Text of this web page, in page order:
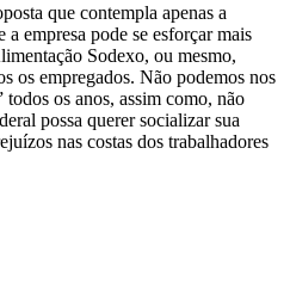
que contempla apenas a
empresa pode se esforçar mais
Sodexo, ou mesmo,
os empregados. Não podemos nos
todos os anos, assim como, não
possa querer socializar sua
nas costas dos trabalhadores